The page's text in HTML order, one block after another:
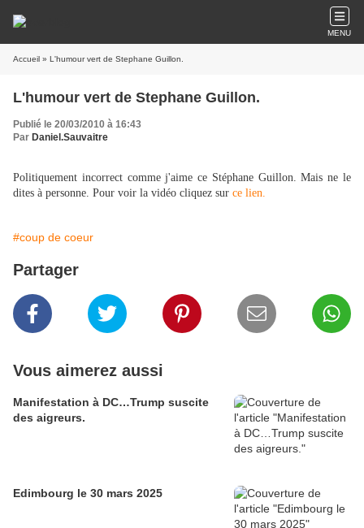
MENU
Accueil » L'humour vert de Stephane Guillon.
L'humour vert de Stephane Guillon.
Publié le 20/03/2010 à 16:43
Par Daniel.Sauvaitre
Politiquement incorrect comme j'aime ce Stéphane Guillon. Mais ne le
dites à personne. Pour voir la vidéo cliquez sur ce lien.
#coup de coeur
Partager
Vous aimerez aussi
Manifestation à DC…Trump suscite
des aigreurs.
Edimbourg le 30 mars 2025